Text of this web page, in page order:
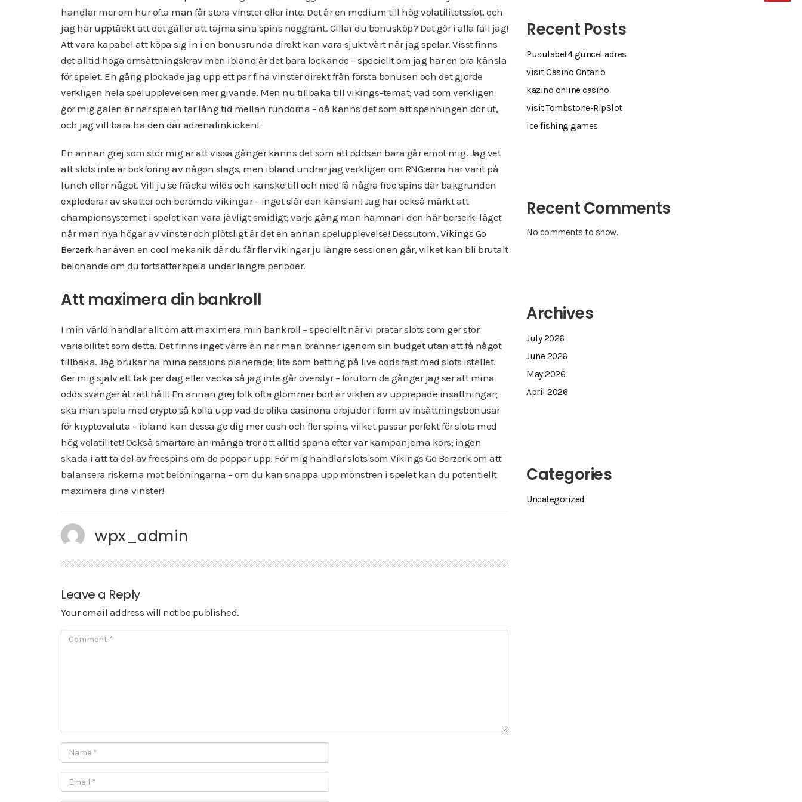
handlar mer om hur ofta man får stora vinster eller inte. Det är en medium till hög volatilitetsslot, och
jag har upptäckt att det gäller att tajma sina spins noggrant. Gillar du bonusköp? Det gör i alla fall jag!
Att vara kapabel att köpa sig in i en bonusrunda direkt kan vara sjukt värt när jag spelar. Visst finns
det alltid höga omsättningskrav men ibland är det bara lockande – speciellt om jag har en bra känsla
för spelet. En gång plockade jag upp ett par fina vinster direkt från första bonusen och det gjorde
verkligen hela spelupplevelsen mer givande. Men nu tillbaka till vikings-temat; vad som verkligen
gör mig galen är när spelen tar lång tid mellan rundorna – då känns det som att spänningen dör ut,
och jag vill bara ha den där adrenalinkicken!
En annan grej som stör mig är att vissa gånger känns det som att oddsen bara går emot mig. Jag vet
att slots inte är bokföring av någon slags, men ibland undrar jag verkligen om RNG:erna har varit på
lunch eller något. Vill ju se fräcka wilds och kanske till och med få några free spins där bakgrunden
exploderar av skatter och berömda vikingar – inget slår den känslan! Jag har också märkt att
championsystemet i spelet kan vara jävligt smidigt; varje gång man hamnar i den här berserk-läget
når man nya högar av vinster och plötsligt är det en annan spelupplevelse! Dessutom, Vikings Go
Berzerk har även en cool mekanik där du får fler vikingar ju längre sessionen går, vilket kan bli brutalt
belönande om du fortsätter spela under längre perioder.
Att maximera din bankroll
I min värld handlar allt om att maximera min bankroll – speciellt när vi pratar slots som ger stor
variabilitet som detta. Det finns inget värre än när man bränner igenom sin budget utan att få något
tillbaka. Jag brukar ha mina sessions planerade; lite som betting på live odds fast med slots istället.
Ger mig själv ett tak per dag eller vecka så jag inte går överstyr – förutom de gånger jag ser att mina
odds svänger åt rätt håll! En annan grej folk ofta glömmer bort är vikten av upprepade insättningar;
ska man spela med crypto så kolla upp vad de olika casinona erbjuder i form av insättningsbonusar
för kryptovaluta – ibland kan dessa ge dig mer cash och fler spins, vilket passar perfekt för slots med
hög volatilitet! Också smartare än många tror att alltid spana efter var kampanjerna körs; ingen
skada i att ta del av freespins om de poppar upp. För mig handlar slots som Vikings Go Berzerk om att
balansera riskerna mot belöningarna – om du kan snappa upp mönstren i spelet kan du potentiellt
maximera dina vinster!
wpx_admin
Leave a Reply
Your email address will not be published.
Recent Posts
Pusulabet4 güncel adres
visit Casino Ontario
kazino online casino
visit Tombstone-RipSlot
ice fishing games
Recent Comments
No comments to show.
Archives
July 2026
June 2026
May 2026
April 2026
Categories
Uncategorized